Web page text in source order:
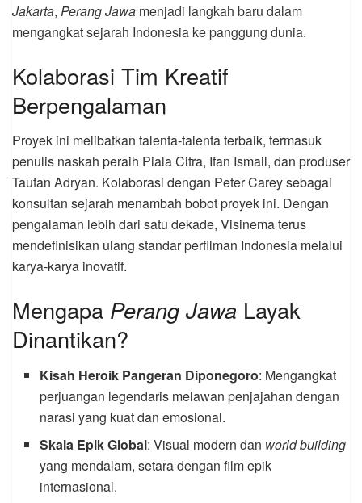
Jakarta, Perang Jawa menjadi langkah baru dalam
mengangkat sejarah Indonesia ke panggung dunia.
Kolaborasi Tim Kreatif
Berpengalaman
Proyek ini melibatkan talenta-talenta terbaik, termasuk
penulis naskah peraih Piala Citra, Ifan Ismail, dan produser
Taufan Adryan. Kolaborasi dengan Peter Carey sebagai
konsultan sejarah menambah bobot proyek ini. Dengan
pengalaman lebih dari satu dekade, Visinema terus
mendefinisikan ulang standar perfilman Indonesia melalui
karya-karya inovatif.
Mengapa Perang Jawa Layak
Dinantikan?
Kisah Heroik Pangeran Diponegoro: Mengangkat
perjuangan legendaris melawan penjajahan dengan
narasi yang kuat dan emosional.
Skala Epik Global: Visual modern dan world building
yang mendalam, setara dengan film epik
internasional.